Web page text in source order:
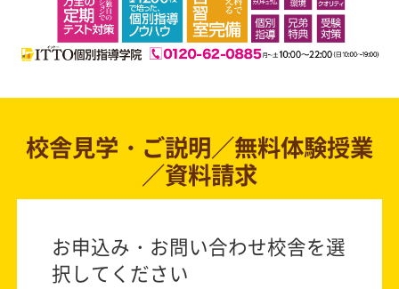
校舎見学・ご説明／無料体験授業
／資料請求
お申込み・お問い合わせ校舎を選
択してください